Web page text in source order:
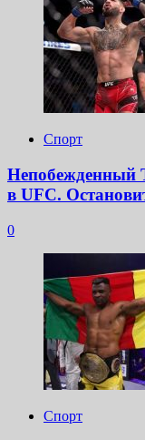
Спорт
Непобежденный
в UFC.
0
Спорт